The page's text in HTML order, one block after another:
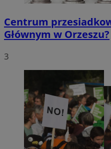
Centrum
Głównym w Orzeszu?
3